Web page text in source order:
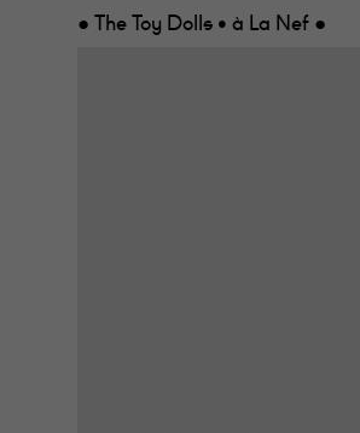
● The Toy Dolls • à La Nef ●